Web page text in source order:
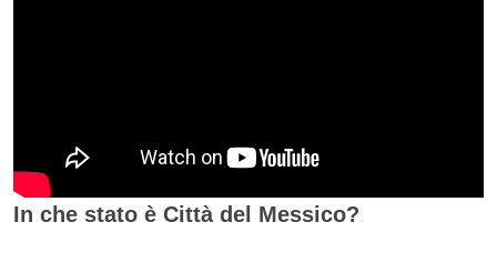
In che stato è Città del Messico?